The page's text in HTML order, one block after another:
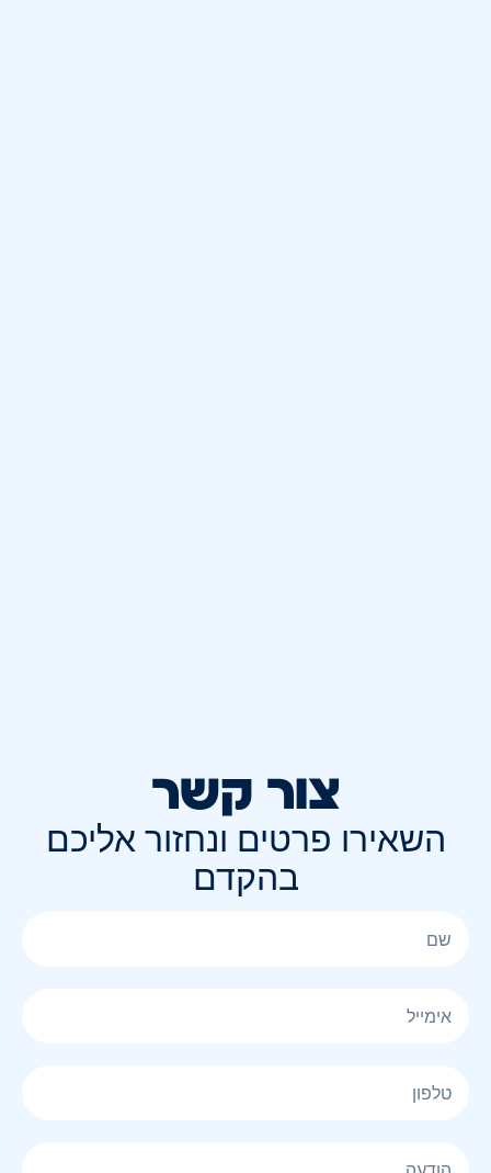
צור קשר
השאירו פרטים ונחזור אליכם
בהקדם